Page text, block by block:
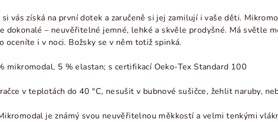
vás získá na první dotek a zaručeně si jej zamilují i vaše děti.
dokonalé– neuvěřitelné jemné, lehké a skvěle prodyšné. Má světle
oceníte i v noci. Božsky se v něm totiž spinká.
mikromodal, 5 % elastan; s certifikací Oeko-Tex Standard 100
v teplotách do 40 °C, nesušit v bubnové sušičce, žehlit naruby,
je známý svou neuvěřitelnou měkkostí a velmi tenkými